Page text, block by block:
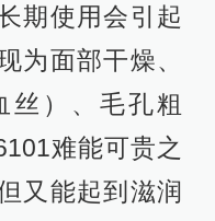
期使用会引起
为面部干燥、
丝）、毛孔粗
难能可贵之
又能起到滋润